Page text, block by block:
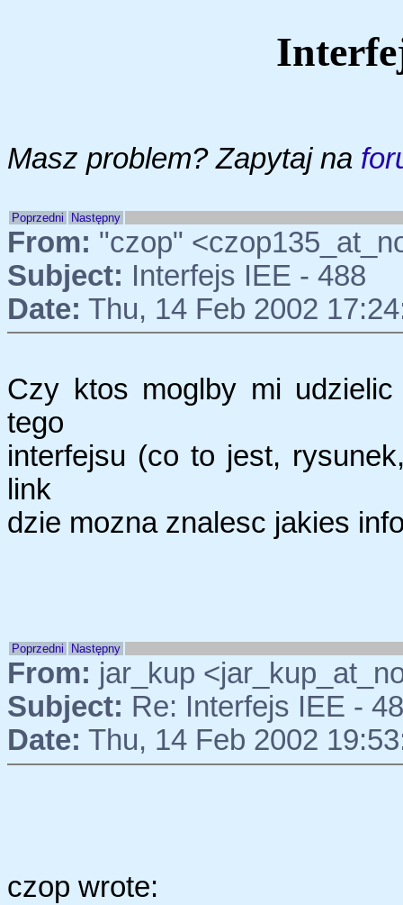
Masz problem? Zapytaj na
Poprzedni Następny
From: "czop"
Subject: Interfejs IEE - 488
Date: Thu, 14 Feb 2002
Czy ktos moglby mi
tego
interfejsu (co to jest,
link
dzie mozna znalesc jakies
Poprzedni Następny
From: jar_kup
Subject: Re: Interfejs IEE -
Date: Thu, 14 Feb 2002
czop wrote: